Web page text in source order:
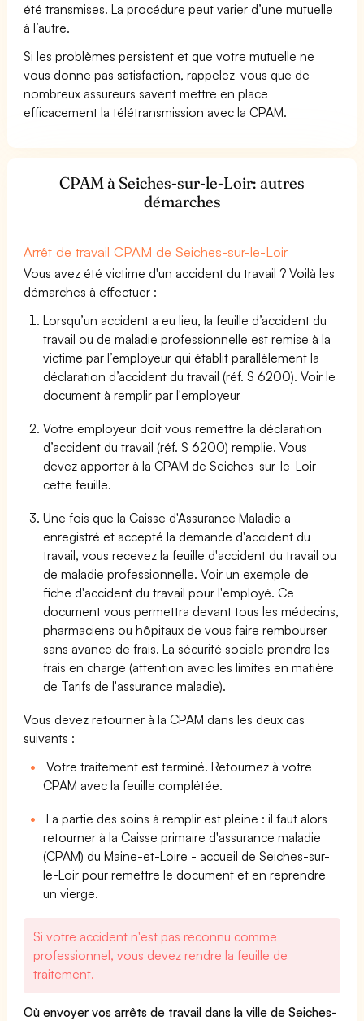
été transmises. La procédure peut varier d’une mutuelle
à l’autre.
Si les problèmes persistent et que votre mutuelle ne
vous donne pas satisfaction, rappelez-vous que de
nombreux assureurs savent mettre en place
efficacement la télétransmission avec la CPAM.
CPAM à Seiches-sur-le-Loir: autres
démarches
Arrêt de travail CPAM de Seiches-sur-le-Loir
Vous avez été victime d'un accident du travail ? Voilà les
démarches à effectuer :
Lorsqu’un accident a eu lieu, la feuille d’accident du
travail ou de maladie professionnelle est remise à la
victime par l’employeur qui établit parallèlement la
déclaration d’accident du travail (réf. S 6200). Voir le
document à remplir par l'employeur
Votre employeur doit vous remettre la déclaration
d’accident du travail (réf. S 6200) remplie. Vous
devez apporter à la CPAM de Seiches-sur-le-Loir
cette feuille.
Une fois que la Caisse d'Assurance Maladie a
enregistré et accepté la demande d'accident du
travail, vous recevez la feuille d'accident du travail ou
de maladie professionnelle. Voir un exemple de
fiche d'accident du travail pour l'employé. Ce
document vous permettra devant tous les médecins,
pharmaciens ou hôpitaux de vous faire rembourser
sans avance de frais. La sécurité sociale prendra les
frais en charge (attention avec les limites en matière
de Tarifs de l'assurance maladie).
Vous devez retourner à la CPAM dans les deux cas
suivants :
Votre traitement est terminé. Retournez à votre
CPAM avec la feuille complétée.
La partie des soins à remplir est pleine : il faut alors
retourner à la Caisse primaire d'assurance maladie
(CPAM) du Maine-et-Loire - accueil de Seiches-sur-
le-Loir pour remettre le document et en reprendre
un vierge.
Si votre accident n'est pas reconnu comme
professionnel, vous devez rendre la feuille de
traitement.
Où envoyer vos arrêts de travail dans la ville de Seiches-